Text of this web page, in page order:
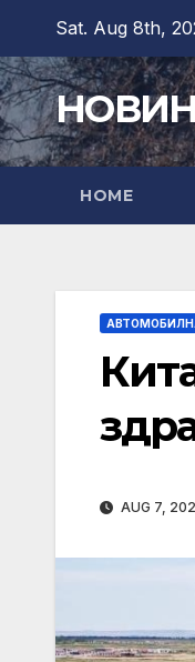
content
Sat. Aug 8th,
HOME
AUG 7,